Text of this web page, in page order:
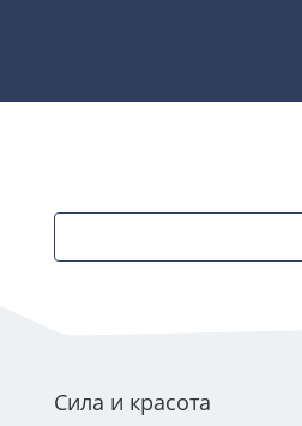
Сила и красота